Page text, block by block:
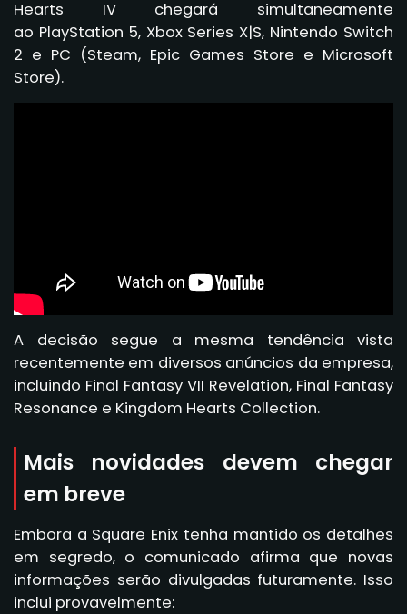
Hearts IV chegará simultaneamente
ao PlayStation 5, Xbox Series X|S, Nintendo Switch
2 e PC (Steam, Epic Games Store e Microsoft
Store).
A decisão segue a mesma tendência vista
recentemente em diversos anúncios da empresa,
incluindo Final Fantasy VII Revelation, Final Fantasy
Resonance e Kingdom Hearts Collection.
Mais novidades devem chegar
em breve
Embora a Square Enix tenha mantido os detalhes
em segredo, o comunicado afirma que novas
informações serão divulgadas futuramente. Isso
inclui provavelmente: